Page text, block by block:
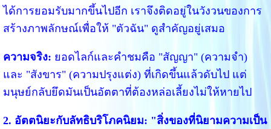
ได้การยอมรับมากขึ้นไปอีก เราจึงติดอยู่ในวังวนของการ
สร้างภาพลักษณ์เพื่อให้ "ตัวฉัน" ดูสำคัญอยู่เสมอ
ความจริง: ยอดไลก์และคำชมคือ "สัญญา" (ความจำ)
และ "สังขาร" (ความปรุงแต่ง) ที่เกิดขึ้นแล้วดับไป แต่
มนุษย์กลับยึดมันเป็นอัตตาที่ต้องหล่อเลี้ยงไม่ให้หายไป
2. อัตตนิยะกับลัทธิบริโภคนิยม: "สิ่งของที่นิยามความเป็น